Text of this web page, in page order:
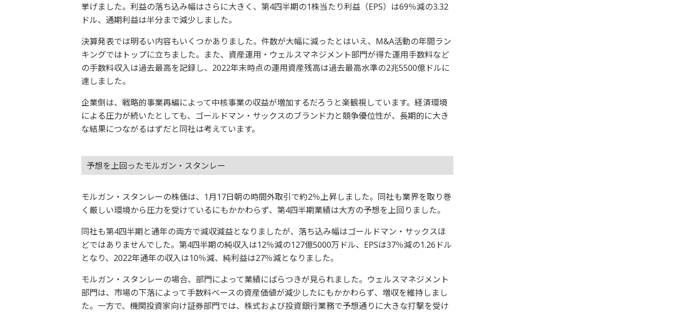
挙げました。利益の落ち込み幅はさらに大きく、第4四半期の1株当たり利益（EPS）は69％減の3.32
ドル、通期利益は半分まで減少しました。
決算発表では明るい内容もいくつかありました。件数が大幅に減ったとはいえ、M&A活動の年間ラン
キングではトップに立ちました。また、資産運用・ウェルスマネジメント部門が得た運用手数料など
の手数料収入は過去最高を記録し、2022年末時点の運用資産残高は過去最高水準の2兆5500億ドルに
達しました。
企業側は、戦略的事業再編によって中核事業の収益が増加するだろうと楽観視しています。経済環境
による圧力が続いたとしても、ゴールドマン・サックスのブランド力と競争優位性が、長期的に大き
な結果につながるはずだと同社は考えています。
予想を上回ったモルガン・スタンレー
モルガン・スタンレーの株価は、1月17日朝の時間外取引で約2％上昇しました。同社も業界を取り巻
く厳しい環境から圧力を受けているにもかかわらず、第4四半期業績は大方の予想を上回りました。
同社も第4四半期と通年の両方で減収減益となりましたが、落ち込み幅はゴールドマン・サックスほ
どではありませんでした。第4四半期の純収入は12％減の127億5000万ドル、EPSは37％減の1.26ドル
となり、2022年通年の収入は10％減、純利益は27％減となりました。
モルガン・スタンレーの場合、部門によって業績にばらつきが見られました。ウェルスマネジメント
部門は、市場の下落によって手数料ベースの資産価値が減少したにもかかわらず、増収を維持しまし
た。一方で、機関投資家向け証券部門では、株式および投資銀行業務で予想通りに大きな打撃を受け